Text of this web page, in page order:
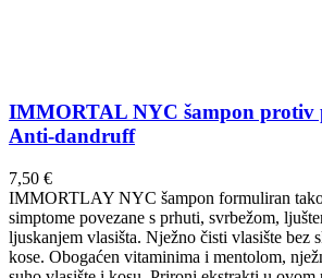
IMMORTAL NYC šampon protiv
Anti-dandruff
7,50 €
IMMORTLAY NYC šampon formuliran
simptome povezane s prhuti, svrbežom,
ljuskanjem vlasišta. Nježno čisti vlasište bez
kose. Obogaćen vitaminima i mentolom,